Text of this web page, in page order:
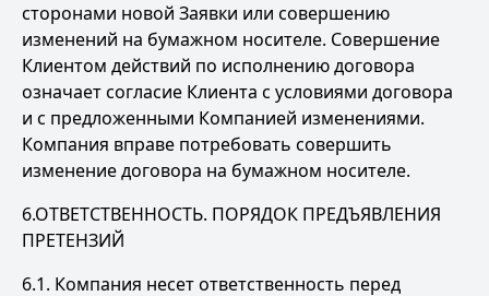
сторонами новой Заявки или совершению
изменений на бумажном носителе. Совершение
Клиентом действий по исполнению договора
означает согласие Клиента с условиями договора
и с предложенными Компанией изменениями.
Компания вправе потребовать совершить
изменение договора на бумажном носителе.
6.ОТВЕТСТВЕННОСТЬ. ПОРЯДОК ПРЕДЪЯВЛЕНИЯ
ПРЕТЕНЗИЙ
6.1. Компания несет ответственность перед